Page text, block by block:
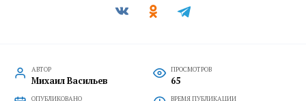
АВТОР
Михаил Васильев
ПРОСМОТРОВ
65
ОПУБЛИКОВАНО ВРЕМЯ ПУБЛИКАЦИИ